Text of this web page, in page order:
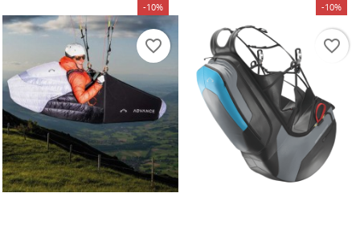
-10%
favorite_border
-10%
favorite_border